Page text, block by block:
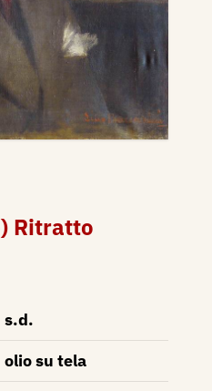
Ritratto
s.d.
olio su tela